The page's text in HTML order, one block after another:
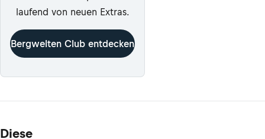
laufend von neuen Extras.
Bergwelten Club entdecken
Diese